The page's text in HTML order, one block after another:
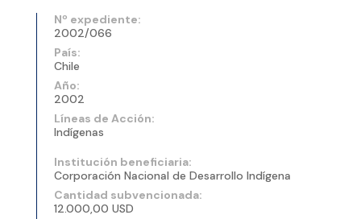
Nº expediente:
2002/066
País:
Chile
Año:
2002
Líneas de Acción:
Indígenas
Institución beneficiaria:
Corporación Nacional de Desarrollo Indígena
Cantidad subvencionada:
12.000,00 USD